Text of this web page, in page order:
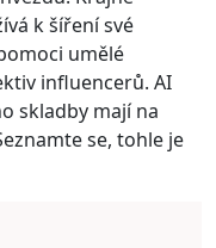
k šíření své
umělé
influencerů. AI
skladby mají na
se, tohle je